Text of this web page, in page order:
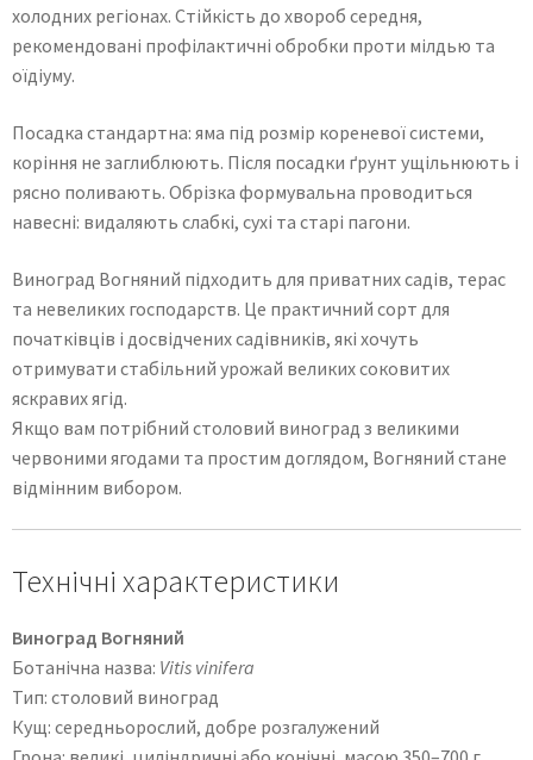
холодних регіонах. Стійкість до хвороб середня,
рекомендовані профілактичні обробки проти мілдью та
оїдіуму.
Посадка стандартна: яма під розмір кореневої системи,
коріння не заглиблюють. Після посадки ґрунт ущільнюють і
рясно поливають. Обрізка формувальна проводиться
навесні: видаляють слабкі, сухі та старі пагони.
Виноград Вогняний підходить для приватних садів, терас
та невеликих господарств. Це практичний сорт для
початківців і досвідчених садівників, які хочуть
отримувати стабільний урожай великих соковитих
яскравих ягід.
Якщо вам потрібний столовий виноград з великими
червоними ягодами та простим доглядом, Вогняний стане
відмінним вибором.
Технічні характеристики
Виноград Вогняний
Ботанічна назва: Vitis vinifera
Тип: столовий виноград
Кущ: середньорослий, добре розгалужений